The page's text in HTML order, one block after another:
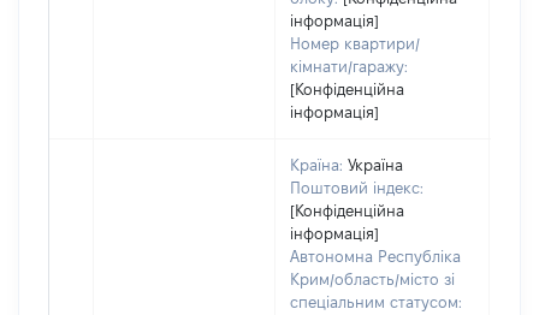
інформація]
Номер квартири/
кімнати/гаражу:
[Конфіденційна
інформація]
Країна: Україна
Поштовий індекс:
[Конфіденційна
інформація]
Автономна Республіка
Крим/область/місто зі
спеціальним статусом: